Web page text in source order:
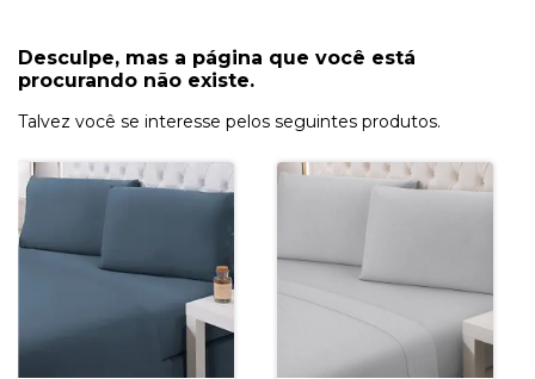
Desculpe, mas a página que você está
procurando não existe.
Talvez você se interesse pelos seguintes produtos.